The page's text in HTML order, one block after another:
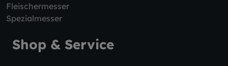
Fleischermesser
Spezialmesser
Shop & Service